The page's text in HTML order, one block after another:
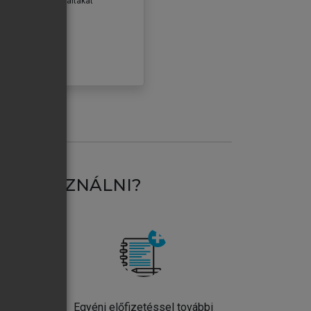
HASZNÁLNI?
Egyéni előfizetéssel további